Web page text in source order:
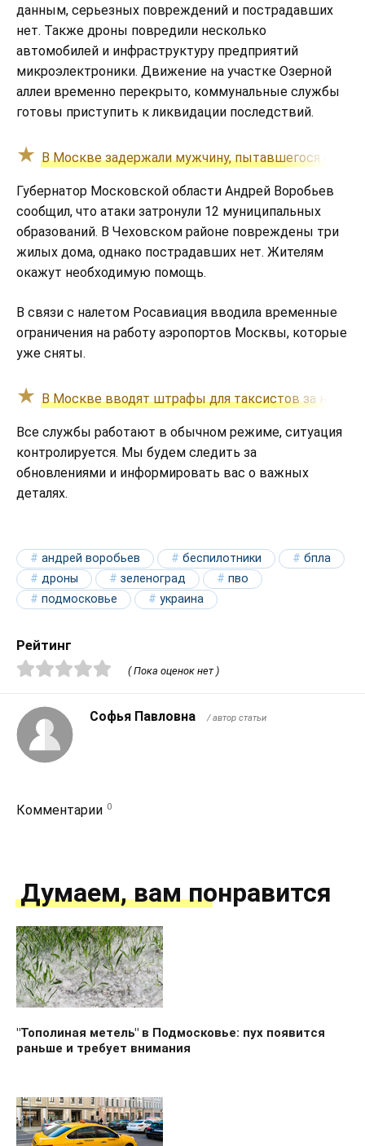
данным, серьезных повреждений и пострадавших
нет. Также дроны повредили несколько
автомобилей и инфраструктуру предприятий
микроэлектроники. Движение на участке Озерной
аллеи временно перекрыто, коммунальные службы
готовы приступить к ликвидации последствий.
В Москве задержали мужчину, пытавшегося
Губернатор Московской области Андрей Воробьев
сообщил, что атаки затронули 12 муниципальных
образований. В Чеховском районе повреждены три
жилых дома, однако пострадавших нет. Жителям
окажут необходимую помощь.
В связи с налетом Росавиация вводила временные
ограничения на работу аэропортов Москвы, которые
уже сняты.
В Москве вводят штрафы для таксистов за
Все службы работают в обычном режиме, ситуация
контролируется. Мы будем следить за
обновлениями и информировать вас о важных
деталях.
андрей воробьев беспилотники
бпла
дроны
зеленоград
пво
подмосковье
украина
Рейтинг
( Пока оценок нет )
Софья Павловна / автор статьи
Комментарии 0
Думаем, вам понравится
"Тополиная метель" в Подмосковье: пух появится
раньше и требует внимания